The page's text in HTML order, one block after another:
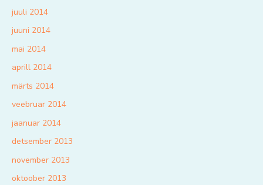
juuli 2014
juuni 2014
mai 2014
aprill 2014
märts 2014
veebruar 2014
jaanuar 2014
detsember 2013
november 2013
oktoober 2013